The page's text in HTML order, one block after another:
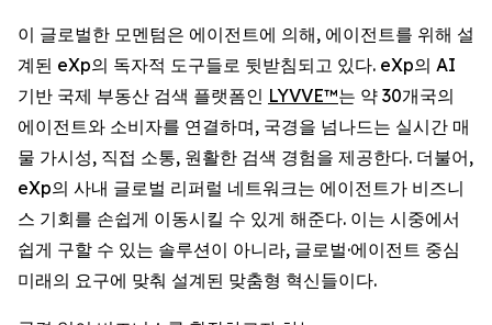
이 글로벌한 모멘텀은 에이전트에 의해, 에이전트를 위해 설
계된 eXp의 독자적 도구들로 뒷받침되고 있다. eXp의 AI
기반 국제 부동산 검색 플랫폼인 LYVVE™는 약 30개국의
에이전트와 소비자를 연결하며, 국경을 넘나드는 실시간 매
물 가시성, 직접 소통, 원활한 검색 경험을 제공한다. 더불어,
eXp의 사내 글로벌 리퍼럴 네트워크는 에이전트가 비즈니
스 기회를 손쉽게 이동시킬 수 있게 해준다. 이는 시중에서
쉽게 구할 수 있는 솔루션이 아니라, 글로벌·에이전트 중심
미래의 요구에 맞춰 설계된 맞춤형 혁신들이다.